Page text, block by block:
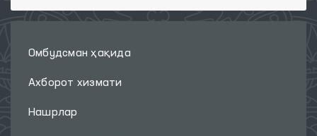
Омбудсман ҳақида
Ахборот хизмати
Нашрлар